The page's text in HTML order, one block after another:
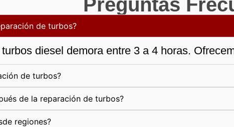
Preguntas
de turbos?
diesel demora entre 3 a 4 horas.
de turbos?
de la reparación de turbos?
regiones?